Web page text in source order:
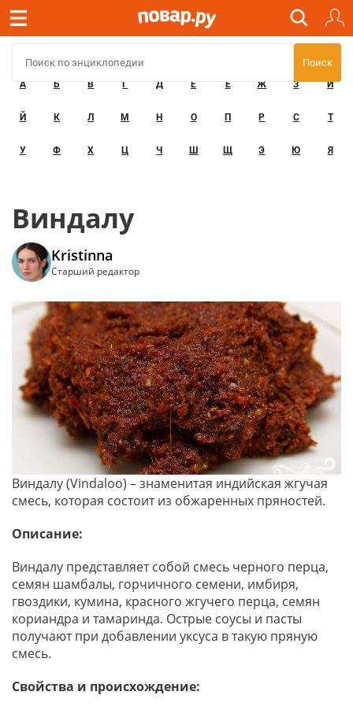
А Б В Г Д Е Ё Ж З И
Й К Л М Н О П Р С Т
У Ф Х Ц Ч Ш Щ Э Ю Я
Виндалу
Kristinna
Старший редактор
Виндалу (Vindaloo) – знаменитая индийская жгучая
смесь, которая состоит из обжаренных пряностей.
Описание:
Виндалу представляет собой смесь черного перца,
семян шамбалы, горчичного семени, имбиря,
гвоздики, кумина, красного жгучего перца, семян
кориандра и тамаринда. Острые соусы и пасты
получают при добавлении уксуса в такую пряную
смесь.
Свойства и происхождение: